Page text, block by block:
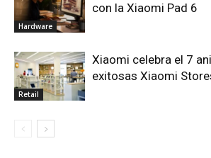
Hardware
con la Xiaomi Pad 6
Retail
Xiaomi celebra el 7
exitosas Xiaomi